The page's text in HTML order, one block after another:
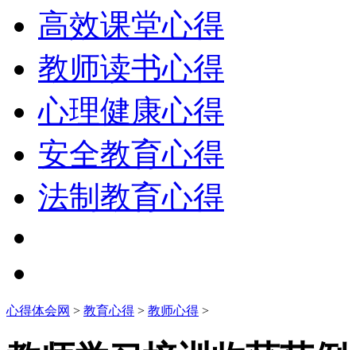
高效课堂心得
教师读书心得
心理健康心得
安全教育心得
法制教育心得
心得体会网 > 教育心得 > 教师心得 >